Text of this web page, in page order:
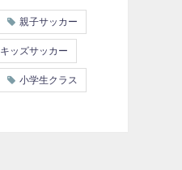
親子サッカー
キッズサッカー
小学生クラス